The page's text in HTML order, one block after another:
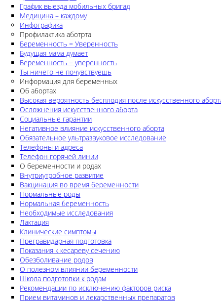
График выезда мобильных бригад
Медицина – каждому
Инфографика
Профилактика аботрта
Беременность = Уверенность
Будущая мама думает
Беременность = уверенность
Ты ничего не почувствуешь
Информация для беременных
Об абортах
Высокая вероятность бесплодия после искусственного
Осложнения искусственного аборта
Социальные гарантии
Негативное влияние искусственного аборта
Обязательное ультразвуковое исследование
Телефоны и адреса
Телефон горячей линии
О беременности и родах
Внутриутробное развитие
Вакцинация во время беременности
Нормальные роды
Нормальная беременность
Необходимые исследования
Лактация
Клинические симптомы
Прегравидарная подготовка
Показания к кесареву сечению
Обезболивание родов
О полезном влиянии беременности
Школа подготовки к родам
Рекомендации по исключению факторов риска
Прием витаминов и лекарственных препаратов